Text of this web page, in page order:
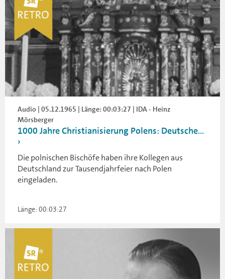
Audio | 05.12.1965 | Länge: 00:03:27 | IDA - Heinz
Mörsberger
1000 Jahre Christianisierung Polens: Deutsche...
Die polnischen Bischöfe haben ihre Kollegen aus
Deutschland zur Tausendjahrfeier nach Polen
eingeladen.
Länge: 00:03:27